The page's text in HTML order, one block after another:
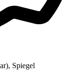
Spiegel